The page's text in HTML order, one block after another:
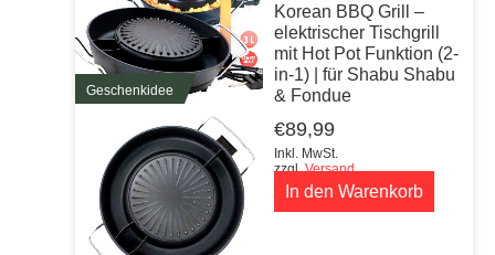
Geschenkidee
Korean BBQ Grill –
elektrischer Tischgrill
mit Hot Pot Funktion (2-
in-1) | für Shabu Shabu
& Fondue
€89,99
Inkl. MwSt.
zzgl.Versand
In den Warenkorb